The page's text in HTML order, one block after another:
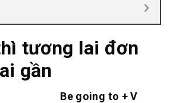
tương lai đơn
gần
Be going to + V